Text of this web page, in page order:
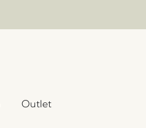
Outlet